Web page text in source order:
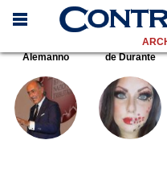
Alemanno
de Durante